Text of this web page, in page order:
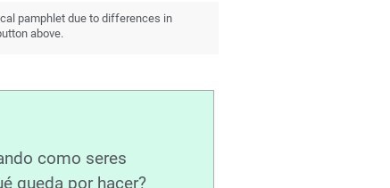
pamphlet due to differences in
above.
como seres
queda por hacer?